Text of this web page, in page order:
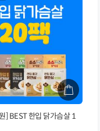
] BEST 한입 닭가슴살 1